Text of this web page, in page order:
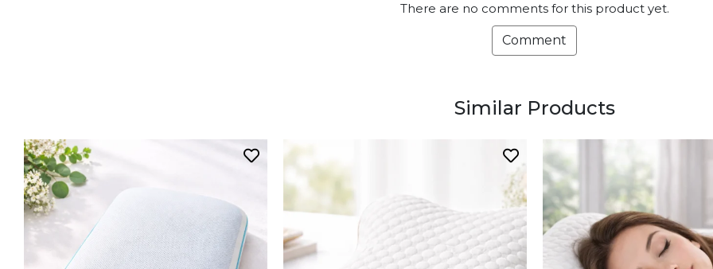
There are no comments for this product yet.
Comment
Similar Products